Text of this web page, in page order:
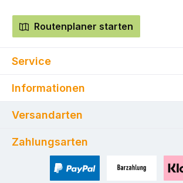
Routenplaner starten
Service
Informationen
Versandarten
Zahlungsarten